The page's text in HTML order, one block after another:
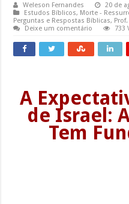
Weleson Fernandes
20 de
Estudos Bíblicos, Morte -
Perguntas e Respostas Bíblicas,
Deixe um comentário
733
A
de Israel:
Tem